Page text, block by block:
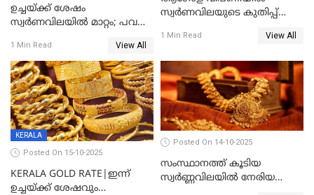
ഉച്ചയ്ക്ക് ശേഷം
സ്വർണവിലയിൽ മാറ്റം; പവന്
1 Min Read View All
സ്വർണവിലയുടെ കുതിപ്പ്
1 Min Read View All
KERALA
Posted On 15-10-2025
KERALA GOLD RATE|ഇന്ന്
ഉച്ചയ്ക്ക് ശേഷവും
Posted On 14-10-2025
സംസ്ഥാനത്ത് കൂടിയ
സ്വർണ്ണവിലയിൽ നേരിയ